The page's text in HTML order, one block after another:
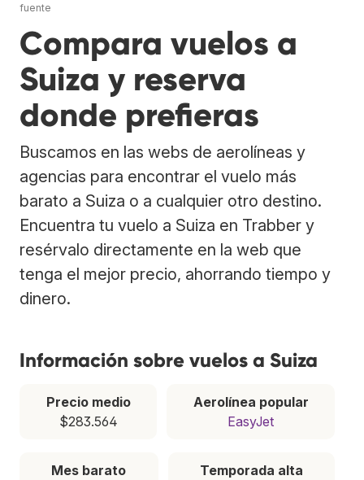
fuente
Compara vuelos a
Suiza y reserva
donde prefieras
Buscamos en las webs de aerolíneas y
agencias para encontrar el vuelo más
barato a Suiza o a cualquier otro destino.
Encuentra tu vuelo a Suiza en Trabber y
resérvalo directamente en la web que
tenga el mejor precio, ahorrando tiempo y
dinero.
Información sobre vuelos a Suiza
Precio medio
$283.564
Aerolínea popular
EasyJet
Mes barato
Temporada alta